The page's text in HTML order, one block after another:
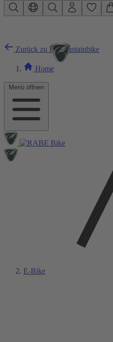
Zum Hauptinhalt springen
Menü öffnen
Zurück zu E-Mountainbike
Home
E-Bike